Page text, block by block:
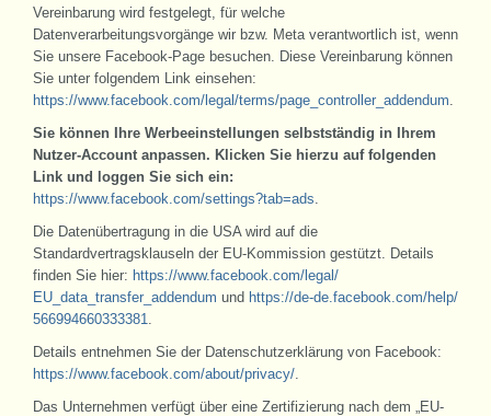
Vereinbarung wird festgelegt, für welche
Datenverarbeitungsvorgänge wir bzw. Meta verantwortlich ist, wenn
Sie unsere Facebook-Page besuchen. Diese Vereinbarung können
Sie unter folgendem Link einsehen:
https://www.facebook.com/legal/terms/page_controller_addendum.
Sie können Ihre Werbeeinstellungen selbstständig in Ihrem
Nutzer-Account anpassen. Klicken Sie hierzu auf folgenden
Link und loggen Sie sich ein:
https://www.facebook.com/settings?tab=ads.
Die Datenübertragung in die USA wird auf die
Standardvertragsklauseln der EU-Kommission gestützt. Details
finden Sie hier: https://www.facebook.com/legal/
EU_data_transfer_addendum und https://de-de.facebook.com/help/
566994660333381.
Details entnehmen Sie der Datenschutzerklärung von Facebook:
https://www.facebook.com/about/privacy/.
Das Unternehmen verfügt über eine Zertifizierung nach dem „EU-